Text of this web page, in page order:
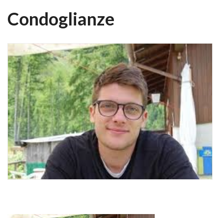
Condoglianze